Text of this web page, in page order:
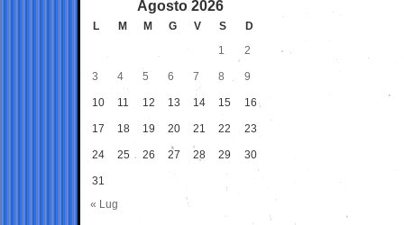
Agosto 2026
L M M G V S
D
1
2
3 4 5 6 7 8 9
10 11 12 13 14 15 16
17 18 19 20 21 22 23
24 25 26 27 28 29 30
31
« Lug